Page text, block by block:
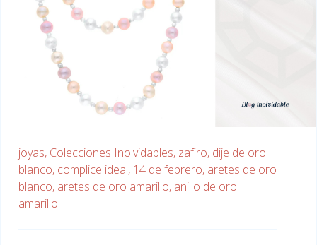
joyas, Colecciones Inolvidables, zafiro, dije de oro
blanco, complice ideal, 14 de febrero, aretes de oro
blanco, aretes de oro amarillo, anillo de oro
amarillo